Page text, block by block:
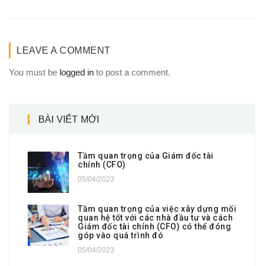
LEAVE A COMMENT
You must be logged in to post a comment.
BÀI VIẾT MỚI
Tầm quan trọng của Giám đốc tài
chính (CFO)
05/04/2023
Tầm quan trọng của việc xây dựng mối
quan hệ tốt với các nhà đầu tư và cách
Giám đốc tài chính (CFO) có thể đóng
góp vào quá trình đó
05/04/2023